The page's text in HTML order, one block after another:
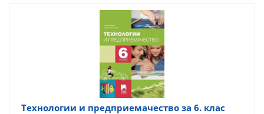
Технологии и предприемачество за 6. клас